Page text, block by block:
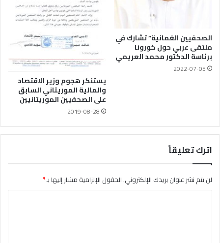
الصحفيين العُمانية” تشارك في
ملتقى عربي حول كورونا
برئاسة الدكتور محمد العريمي
2022-07-05
يستنكر هجوم وزير الاقتصاد
والمالية الموريتاني السابق
على الصحفيين الموريتانيين
2019-08-28
اترك تعليقاً
لن يتم نشر عنوان بريدك الإلكتروني.الحقول الإلزامية مشار إليها بـ*